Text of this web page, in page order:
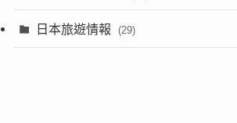
日本旅遊情報 (29)